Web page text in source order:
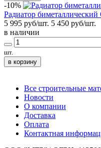
-10%
Радиатор
5 995 руб/шт. 5 450 руб/шт.
в наличии
шт.
в корзину
Все строительные
Новости
О компании
Доставка
Оплата
Контактная